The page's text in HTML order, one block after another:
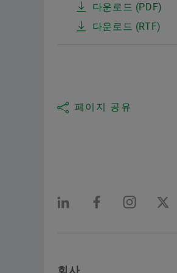
다운로드 (PDF)
다운로드 (RTF)
페이지 공유
회사